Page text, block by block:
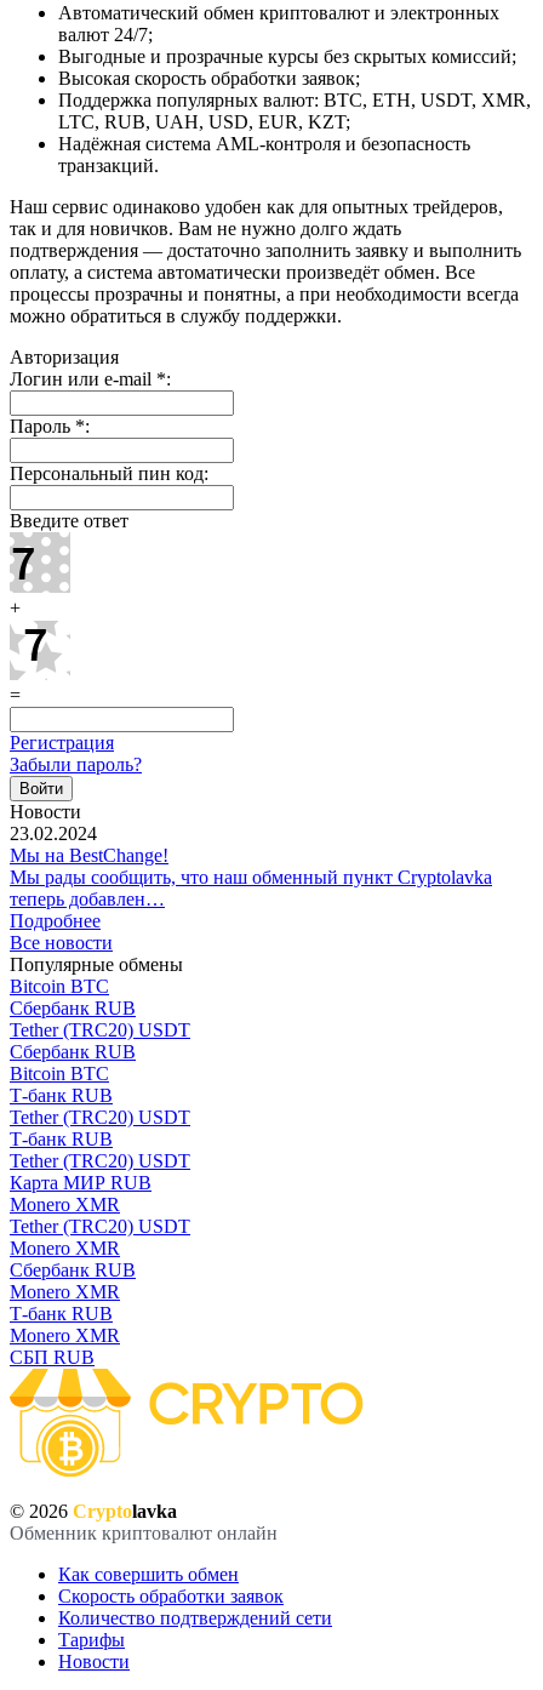
Автоматический обмен криптовалют и электронных
валют 24/7;
Выгодные и прозрачные курсы без скрытых комиссий;
Высокая скорость обработки заявок;
Поддержка популярных валют: BTC, ETH, USDT, XMR,
LTC, RUB, UAH, USD, EUR, KZT;
Надёжная система AML-контроля и безопасность
транзакций.
Наш сервис одинаково удобен как для опытных трейдеров,
так и для новичков. Вам не нужно долго ждать
подтверждения — достаточно заполнить заявку и выполнить
оплату, а система автоматически произведёт обмен. Все
процессы прозрачны и понятны, а при необходимости всегда
можно обратиться в службу поддержки.
Авторизация
Логин или e-mail *:
Пароль *:
Персональный пин код:
Введите ответ
+
=
Регистрация
Забыли пароль?
Новости
23.02.2024
Мы на BestChange!
Мы рады сообщить, что наш обменный пункт Cryptolavka
теперь добавлен…
Подробнее
Все новости
Популярные обмены
Bitcoin BTC
Сбербанк RUB
Tether (TRC20) USDT
Сбербанк RUB
Bitcoin BTC
Т-банк RUB
Tether (TRC20) USDT
Т-банк RUB
Tether (TRC20) USDT
Карта МИР RUB
Monero XMR
Tether (TRC20) USDT
Monero XMR
Сбербанк RUB
Monero XMR
Т-банк RUB
Monero XMR
СБП RUB
© 2026 Cryptolavka
Обменник криптовалют онлайн
Как совершить обмен
Скорость обработки заявок
Количество подтверждений сети
Тарифы
Новости